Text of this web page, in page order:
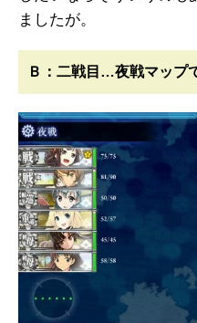
ましたが。
Ｂ：二戦目…夜戦マップ